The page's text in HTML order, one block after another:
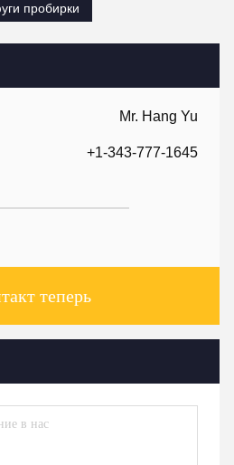
Mr. Hang Yu
+1-343-777-1645
теперь
пробирки